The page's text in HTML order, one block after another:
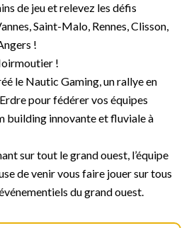
de jeu et relevez les défis
Saint-Malo, Rennes, Clisson,
!
!
le Nautic Gaming, un rallye en
pour fédérer vos équipes
building innovante et fluviale à
sur tout le grand ouest, l’équipe
de venir vous faire jouer sur tous
du grand ouest.